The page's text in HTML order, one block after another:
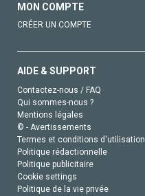
MON COMPTE
CRÉER UN COMPTE
AIDE & SUPPORT
Contactez-nous / FAQ
Qui sommes-nous ?
Mentions légales
© - Avertissements
Termes et conditions d'utilisation
Politique rédactionnelle
Politique publicitaire
Cookie settings
Politique de la vie privée